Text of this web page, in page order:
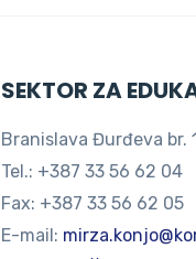
SEKTOR ZA
Branislava Đurđeva br.
Tel.: +387 33 56 62 04
Fax: +387 33 56 62 05
E-mail: